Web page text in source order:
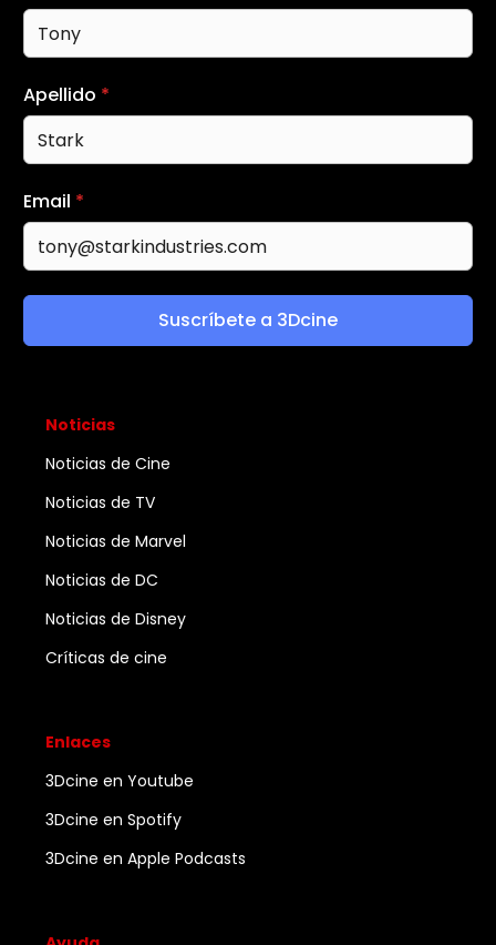
Apellido *
Email *
Suscríbete a 3Dcine
Noticias
Noticias de Cine
Noticias de TV
Noticias de Marvel
Noticias de DC
Noticias de Disney
Críticas de cine
Enlaces
3Dcine en Youtube
3Dcine en Spotify
3Dcine en Apple Podcasts